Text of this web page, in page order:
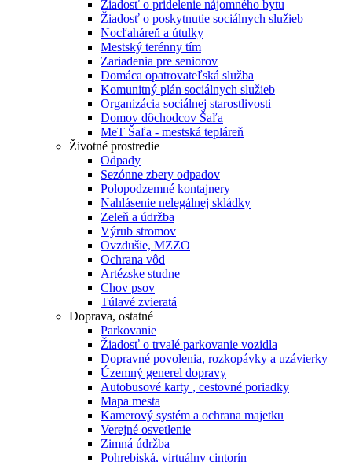
Žiadosť o pridelenie nájomného bytu
Žiadosť o poskytnutie sociálnych služieb
Nocľaháreň a útulky
Mestský terénny tím
Zariadenia pre seniorov
Domáca opatrovateľská služba
Komunitný plán sociálnych služieb
Organizácia sociálnej starostlivosti
Domov dôchodcov Šaľa
MeT Šaľa - mestská tepláreň
Životné prostredie
Odpady
Sezónne zbery odpadov
Polopodzemné kontajnery
Nahlásenie nelegálnej skládky
Zeleň a údržba
Výrub stromov
Ovzdušie, MZZO
Ochrana vôd
Artézske studne
Chov psov
Túlavé zvieratá
Doprava, ostatné
Parkovanie
Žiadosť o trvalé parkovanie vozidla
Dopravné povolenia, rozkopávky a uzávierky
Územný generel dopravy
Autobusové karty , cestovné poriadky
Mapa mesta
Kamerový systém a ochrana majetku
Verejné osvetlenie
Zimná údržba
Pohrebiská, virtuálny cintorín